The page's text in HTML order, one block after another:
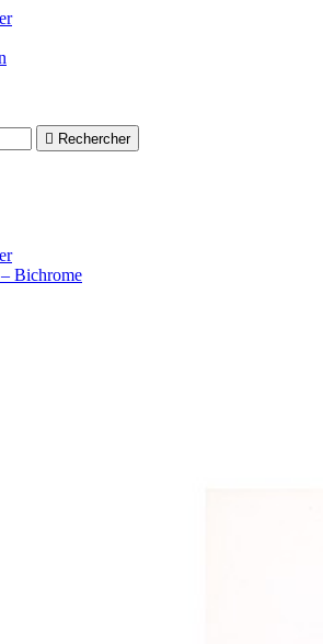
 Rechercher
Bichrome